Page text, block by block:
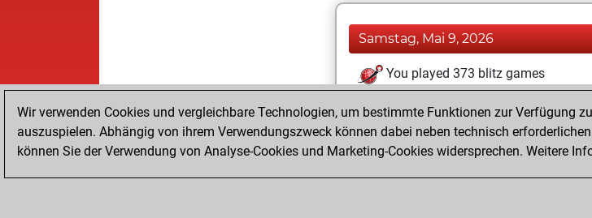
Samstag, Mai 9, 2026
You played 373 blitz games
You played 27 bullet games
You scored +19 =3 -5 in bullet
Wir verwenden Cookies und vergleichbare Technologien, um bestimmte Funktionen zur Verfügung
auszuspielen. Abhängig von ihrem Verwendungszweck können dabei neben technisch
können Sie der Verwendung von Analyse-Cookies und Marketing-Cookies widersprechen. Weitere